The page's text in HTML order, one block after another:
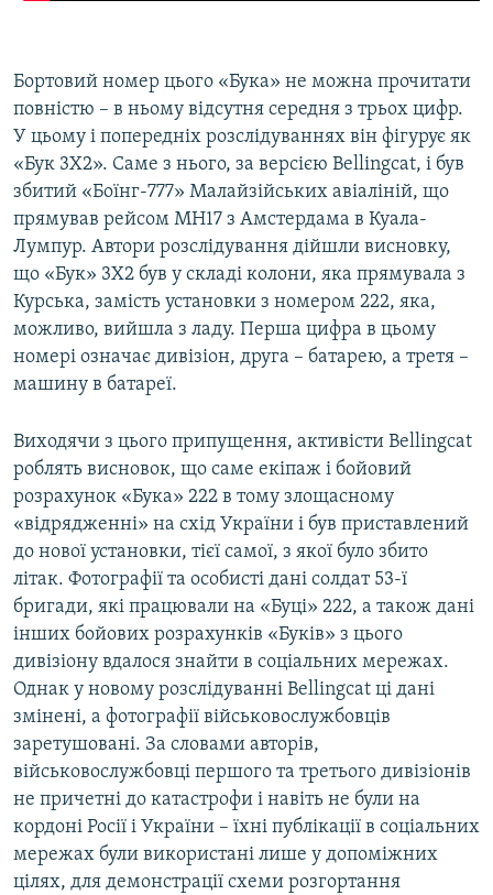
Бортовий номер цього «Бука» не можна прочитати
повністю – в ньому відсутня середня з трьох цифр.
У цьому і попередніх розслідуваннях він фігурує як
«Бук 3X2». Саме з нього, за версією Bellingcat, і був
збитий «Боїнг-777» Малайзійських авіаліній, що
прямував рейсом MH17 з Амстердама в Куала-
Лумпур. Автори розслідування дійшли висновку,
що «Бук» 3X2 був у складі колони, яка прямувала з
Курська, замість установки з номером 222, яка,
можливо, вийшла з ладу. Перша цифра в цьому
номері означає дивізіон, друга – батарею, а третя –
машину в батареї.
Виходячи з цього припущення, активісти Bellingcat
роблять висновок, що саме екіпаж і бойовий
розрахунок «Бука» 222 в тому злощасному
«відрядженні» на схід України і був приставлений
до нової установки, тієї самої, з якої було збито
літак. Фотографії та особисті дані солдат 53-ї
бригади, які працювали на «Буці» 222, а також дані
інших бойових розрахунків «Буків» з цього
дивізіону вдалося знайти в соціальних мережах.
Однак у новому розслідуванні Bellingcat ці дані
змінені, а фотографії військовослужбовців
заретушовані. За словами авторів,
військовослужбовці першого та третього дивізіонів
не причетні до катастрофи і навіть не були на
кордоні Росії і України – їхні публікації в соціальних
мережах були використані лише у допоміжних
цілях, для демонстрації схеми розгортання